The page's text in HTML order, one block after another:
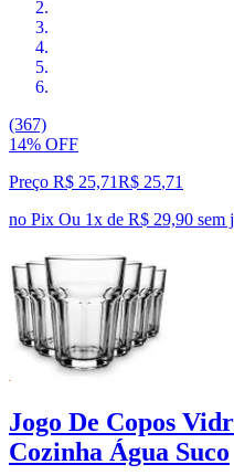
(367)
14% OFF
Preço R$ 25,71R$ 25,71
no Pix Ou 1x de R$ 29,90 sem
Jogo De Copos
Cozinha Água Suco